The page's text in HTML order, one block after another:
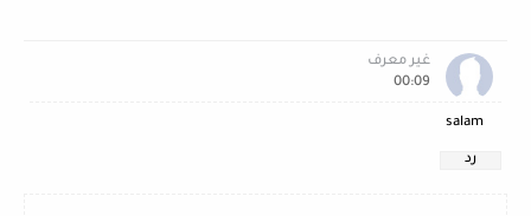
غير معرف
00:09
salam
رد